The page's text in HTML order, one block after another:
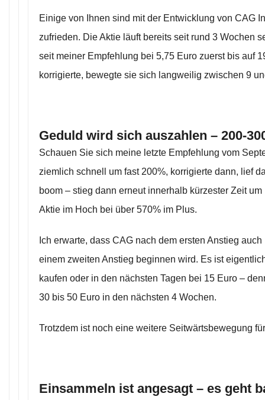
Einige von Ihnen sind mit der Entwicklung von CAG
zufrieden. Die Aktie läuft bereits seit rund 3 Wochen
seit meiner Empfehlung bei 5,75 Euro zuerst bis auf
korrigierte, bewegte sie sich langweilig zwischen 9
Geduld wird sich auszahlen – 200-
Schauen Sie sich meine letzte Empfehlung vom
ziemlich schnell um fast 200%, korrigierte dann, lief
boom – stieg dann erneut innerhalb kürzester Zeit
Aktie im Hoch bei über 570% im Plus.
Ich erwarte, dass CAG nach dem ersten Anstieg
einem zweiten Anstieg beginnen wird. Es ist
kaufen oder in den nächsten Tagen bei 15 Euro –
30 bis 50 Euro in den nächsten 4 Wochen.
Trotzdem ist noch eine weitere Seitwärtsbewegung
Einsammeln ist angesagt – es geht